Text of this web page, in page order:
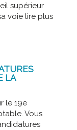
supérieur
voie lire plus
LA
le 19e
Vous